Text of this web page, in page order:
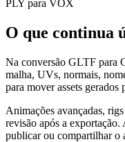
PLY para VOX
O que continua
Na conversão GLTF para
malha, UVs, normais,
para mover assets
Animações avançadas,
revisão após a
publicar ou compartilhar o